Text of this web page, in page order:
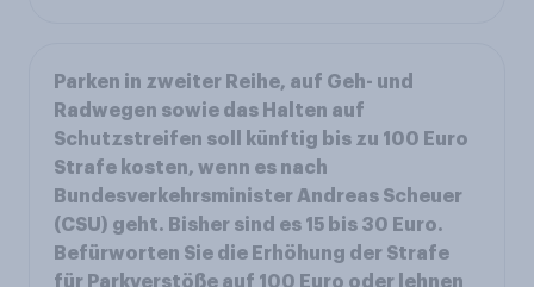
Parken in zweiter Reihe, auf Geh- und
Radwegen sowie das Halten auf
Schutzstreifen soll künftig bis zu 100 Euro
Strafe kosten, wenn es nach
Bundesverkehrsminister Andreas Scheuer
(CSU) geht. Bisher sind es 15 bis 30 Euro.
Befürworten Sie die Erhöhung der Strafe
für Parkverstöße auf 100 Euro oder lehnen